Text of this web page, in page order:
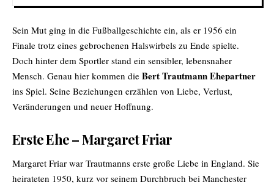
Sein Mut ging in die Fußballgeschichte ein, als er 1956 ein
Finale trotz eines gebrochenen Halswirbels zu Ende spielte.
Doch hinter dem Sportler stand ein sensibler, lebensnaher
Mensch. Genau hier kommen die Bert Trautmann Ehepartner
ins Spiel. Seine Beziehungen erzählen von Liebe, Verlust,
Veränderungen und neuer Hoffnung.
Erste Ehe – Margaret Friar
Margaret Friar war Trautmanns erste große Liebe in England. Sie
heirateten 1950, kurz vor seinem Durchbruch bei Manchester